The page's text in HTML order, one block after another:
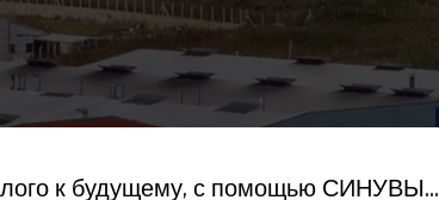
к будущему, с помощью СИНУВЫ…